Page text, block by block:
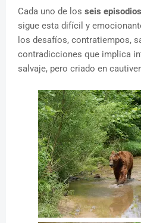
Cada uno de los seis episodios
sigue esta difícil y
los desafíos, contratiempos,
contradicciones que implica
salvaje, pero criado en